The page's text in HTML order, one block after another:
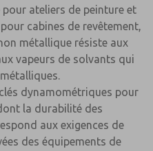
ateliers de peinture et
cabines de revêtement,
métallique résiste aux
vapeurs de solvants qui
dynamométriques pour
la durabilité des
aux exigences de
des équipements de